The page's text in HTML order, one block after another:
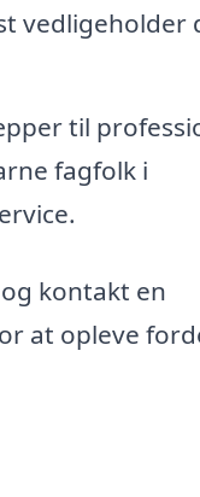
vedligeholder
til
fagfolk i
kontakt en
at opleve